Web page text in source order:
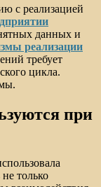
с реализацией
данных и
реализации
требует
цикла.
при
только